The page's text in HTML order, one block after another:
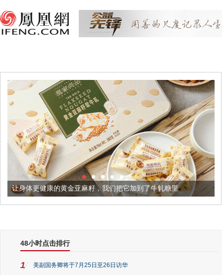
康的黄金亚麻籽，我们把它加到了牛轧糖里 被列入佛家七
48小时点击排行
1 美副国务卿将于7月25日至26日访华